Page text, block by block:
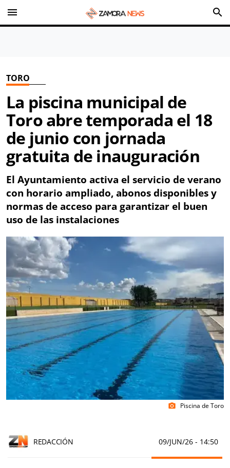
menu search
TORO
La piscina municipal de
Toro abre temporada el 18
de junio con jornada
gratuita de inauguración
El Ayuntamiento activa el servicio de verano
con horario ampliado, abonos disponibles y
normas de acceso para garantizar el buen
uso de las instalaciones
photo_camera Piscina de Toro
REDACCIÓN 09/JUN/26 - 14:50